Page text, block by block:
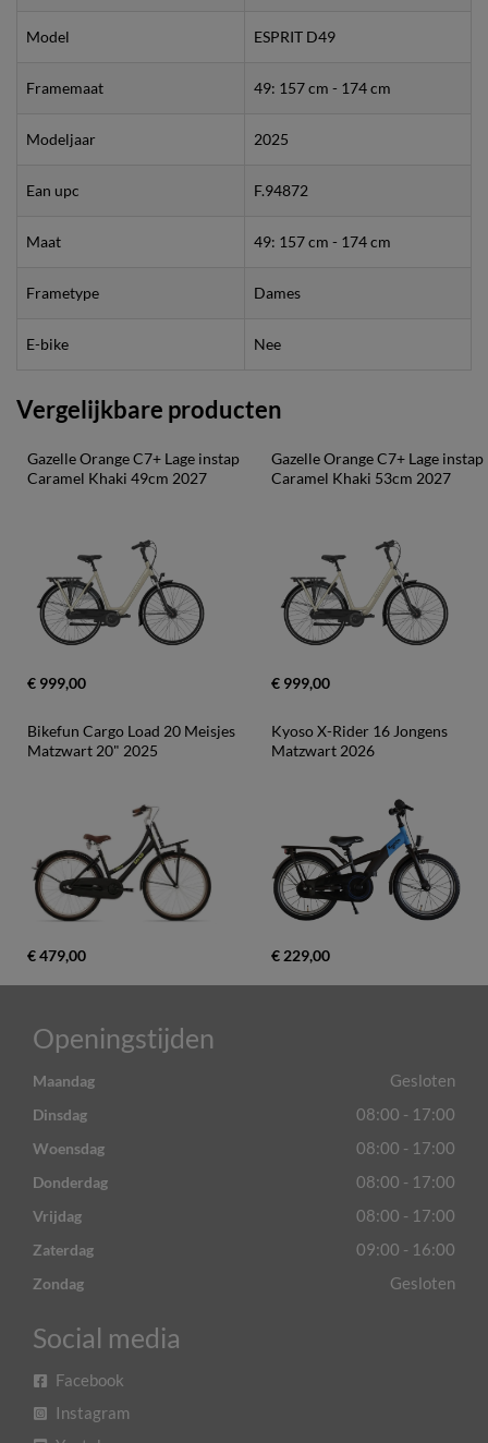
Model ESPRIT D49
Framemaat 49: 157 cm - 174 cm
Modeljaar 2025
Ean upc F.94872
Maat 49: 157 cm - 174 cm
Frametype Dames
E-bike Nee
Vergelijkbare producten
Gazelle Orange C7+ Lage instap
Caramel Khaki 49cm 2027
€ 999,00
Gazelle Orange C7+ Lage instap
Caramel Khaki 53cm 2027
€ 999,00
Bikefun Cargo Load 20 Meisjes
Matzwart 20" 2025
€ 479,00
Kyoso X-Rider 16 Jongens
Matzwart 2026
€ 229,00
Openingstijden
Maandag Gesloten
Dinsdag 08:00 - 17:00
Woensdag 08:00 - 17:00
Donderdag 08:00 - 17:00
Vrijdag 08:00 - 17:00
Zaterdag 09:00 - 16:00
Zondag Gesloten
Social media
Facebook
Instagram